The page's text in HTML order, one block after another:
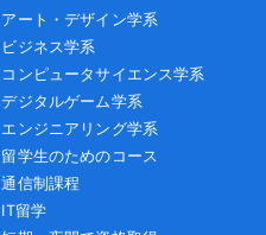
アート・デザイン学系
ビジネス学系
コンピュータサイエンス学系
デジタルゲーム学系
エンジニアリング学系
留学生のためのコース
通信制課程
IT留学